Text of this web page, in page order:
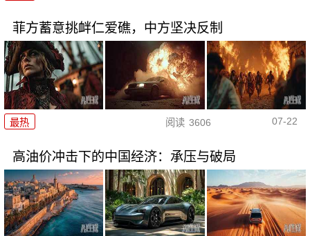
菲方蓄意挑衅仁爱礁，中方坚决反制
最热 阅读 3606 07-22
高油价冲击下的中国经济：承压与破局